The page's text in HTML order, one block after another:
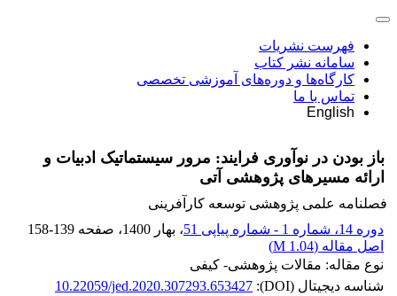
فهرست نشریات
سامانه نشر کتاب
کارگاه‌ها و دوره‌های آموزشی تخصصی
تماس با ما
English
باز بودن در نوآوری فرایند: مرور سیستماتیک ادبیات و
ارائه مسیرهای پژوهشی آتی
فصلنامه علمی پژوهشی توسعه کارآفرینی
دوره 14، شماره 1 - شماره پیاپی 51
، بهار 1400 ، صفحه 158-139
اصل مقاله (1.04 M
)
نوع مقاله: مقالات پژوهشی- کیفی
شناسه دیجیتال (DOI):
10.22059/jed.2020.307293.653427